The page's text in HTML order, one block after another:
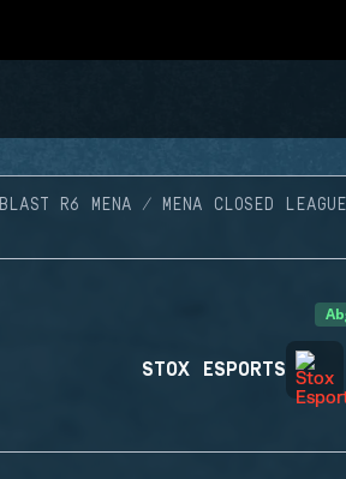
BLAST R6 MENA MENA CLOSED LEAGUE
STOX ESPORTS